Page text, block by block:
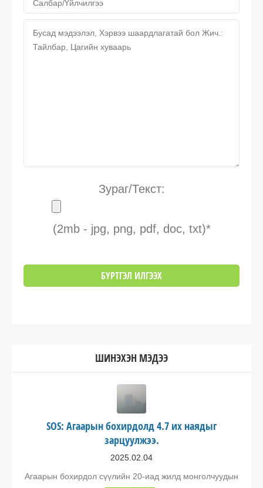
Зураг/Текст:
(2mb - jpg, png, pdf, doc, txt)*
ШИНЭХЭН МЭДЭЭ
SOS: Агаарын бохирдолд 4.7 их наядыг
зарцуулжээ.
2025.02.04
Агаарын бохирдол сүүлийн 20-иад жилд монголчуудын